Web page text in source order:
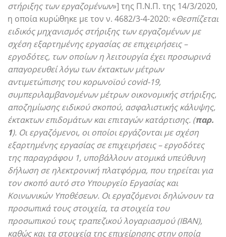
στήριξης των εργαζομένων»] της Π.Ν.Π. της 14/3/2020,
η οποία κυρώθηκε με τον ν. 4682/3-4-2020: «Θεσπίζεται
ειδικός μηχανισμός στήριξης των εργαζομένων με
σχέση εξαρτημένης εργασίας σε επιχειρήσεις –
εργοδότες, των οποίων η λειτουργία έχει προσωρινά
απαγορευθεί λόγω των έκτακτων μέτρων
αντιμετώπισης του κορωνοϊού covid-19,
συμπεριλαμβανομένων μέτρων οικονομικής στήριξης,
αποζημίωσης ειδικού σκοπού, ασφαλιστικής κάλυψης,
έκτακτων επιδομάτων και επιταγών κατάρτισης. (παρ.
1). Οι εργαζόμενοι, οι οποίοι εργάζονται με σχέση
εξαρτημένης εργασίας σε επιχειρήσεις – εργοδότες
της παραγράφου 1, υποβάλλουν ατομικά υπεύθυνη
δήλωση σε ηλεκτρονική πλατφόρμα, που τηρείται για
τον σκοπό αυτό στο Υπουργείο Εργασίας και
Κοινωνικών Υποθέσεων. Οι εργαζόμενοι δηλώνουν τα
προσωπικά τους στοιχεία, τα στοιχεία του
προσωπικού τους τραπεζικού λογαριασμού (ΙΒΑΝ),
καθώς και τα στοιχεία της επιχείρησης στην οποία